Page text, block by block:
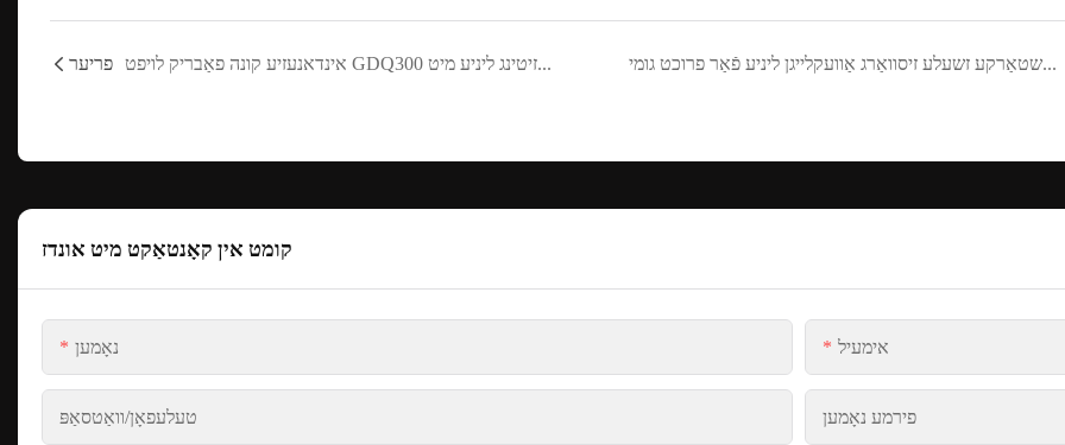
פריער אינדאנעזיע קונה פאַבריק לויפט GDQ300 דזשעלי זיסוואַרג דעפּאַזיטינג ליניע מיט AWS500 אָטאַמאַטיק ווייטינג סיסטעם טיילאַנד קונה פאַבריק פליסנדיק שטאַרקע זשעלע זיסוואַרג אַוועקלייגן ליניע פֿאַר פרוכט גומי
קומט אין קאָנטאַקט מיט אונדז
נאָמען אימעיל
טעלעפאָן/וואַטסאַפּ פירמע נאָמען